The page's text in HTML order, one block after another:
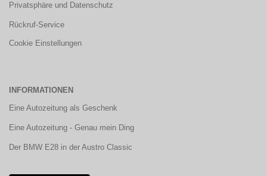
Privatsphäre und Datenschutz
Rückruf-Service
Cookie Einstellungen
INFORMATIONEN
Eine Autozeitung als Geschenk
Eine Autozeitung - Genau mein Ding
Der BMW E28 in der Austro Classic